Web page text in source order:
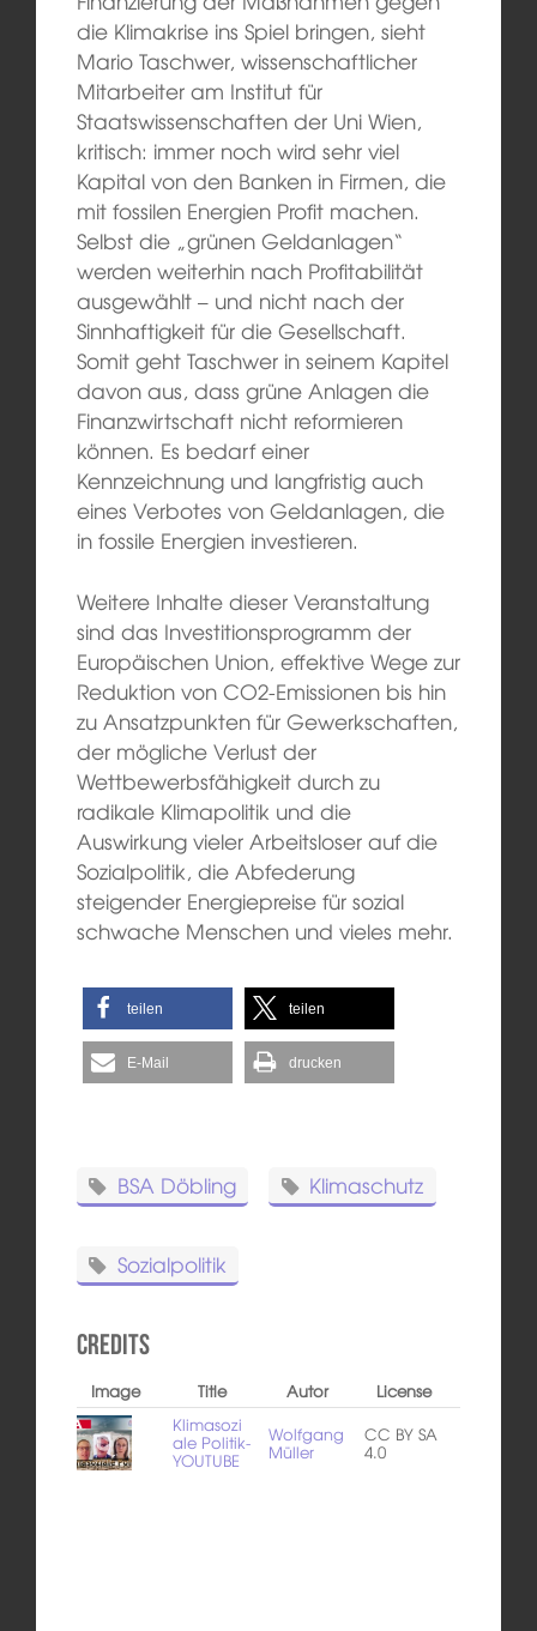
die Klimakrise ins Spiel bringen, sieht
Mario Taschwer, wissenschaftlicher
Mitarbeiter am Institut für
Staatswissenschaften der Uni Wien,
kritisch: immer noch wird sehr viel
Kapital von den Banken in Firmen, die
mit fossilen Energien Profit machen.
Selbst die „grünen Geldanlagen“
werden weiterhin nach Profitabilität
ausgewählt – und nicht nach der
Sinnhaftigkeit für die Gesellschaft.
Somit geht Taschwer in seinem Kapitel
davon aus, dass grüne Anlagen die
Finanzwirtschaft nicht reformieren
können. Es bedarf einer
Kennzeichnung und langfristig auch
eines Verbotes von Geldanlagen, die
in fossile Energien investieren.
Weitere Inhalte dieser Veranstaltung
sind das Investitionsprogramm der
Europäischen Union, effektive Wege zur
Reduktion von CO2-Emissionen bis hin
zu Ansatzpunkten für Gewerkschaften,
der mögliche Verlust der
Wettbewerbsfähigkeit durch zu
radikale Klimapolitik und die
Auswirkung vieler Arbeitsloser auf die
Sozialpolitik, die Abfederung
steigender Energiepreise für sozial
schwache Menschen und vieles mehr.
teilen teilen
E-Mail drucken
BSA Döbling Klimaschutz
Sozialpolitik
Credits
Image Title Autor
License
Klimasozi
ale Politik-
YOUTUBE
Wolfgang
Müller
CC BY SA
4.0